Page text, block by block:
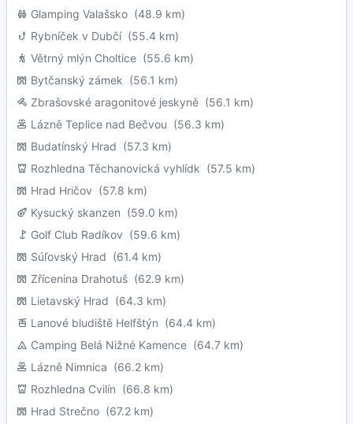
Glamping Valašsko (48.9 km)
Rybníček v Dubčí(55.4 km)
Větrný mlýn Choltice (55.6 km)
Bytčanský zámek (56.1 km)
Zbrašovské aragonitové jeskyně (56.1 km)
Lázně Teplice nad Bečvou (56.3 km)
Budatínský Hrad (57.3 km)
Rozhledna Těchanovická vyhlídk (57.5 km)
Hrad Hričov (57.8 km)
Kysucký skanzen (59.0 km)
Golf Club Radíkov (59.6 km)
Súľovský Hrad (61.4 km)
Zřícenina Drahotuš (62.9 km)
Lietavský Hrad (64.3 km)
Lanové bludiště Helfštýn (64.4 km)
Camping Belá Nižné Kamence (64.7 km)
Lázně Nimnica (66.2 km)
Rozhledna Cvilín (66.8 km)
Hrad Strečno (67.2 km)